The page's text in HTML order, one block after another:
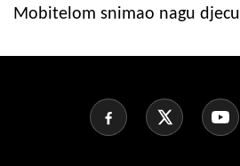
Mobitelom snimao nagu djecu